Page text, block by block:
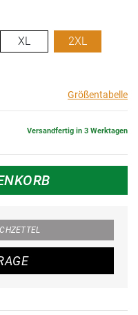
XL 2XL
Größentabelle
Versandfertig in 3 Werktagen